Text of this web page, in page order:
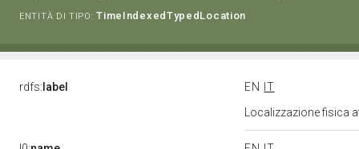
ENTITÀ DI TIPO: TimeIndexedTypedLocation
rdfs: label EN
IT
Localizzazione fisica